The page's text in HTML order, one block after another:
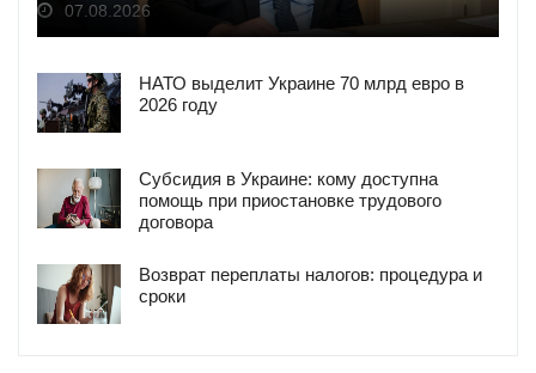
07.08.2026
НАТО выделит Украине 70 млрд евро в
2026 году
Субсидия в Украине: кому доступна
помощь при приостановке трудового
договора
Возврат переплаты налогов: процедура и
сроки